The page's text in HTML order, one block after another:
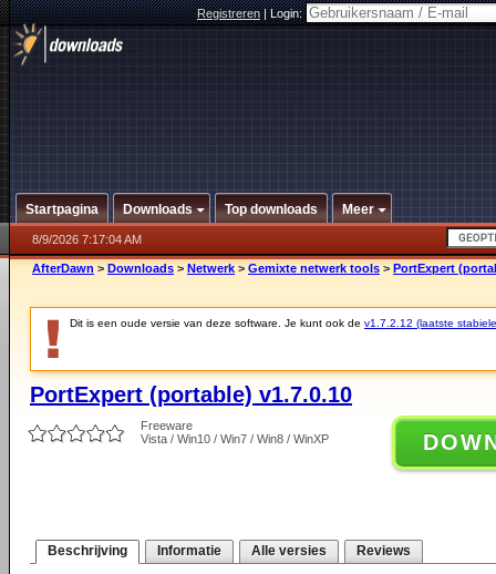
Registreren|Login:
Startpagina Downloads Top downloads Meer
8/9/2026 7:17:04 AM
AfterDawn > Downloads > Netwerk > Gemixte netwerk tools > PortExpert
Dit is een oude versie van deze software. Je kunt ook de v1.7.2.12 (laatste
PortExpert (portable) v1.7.0.10
Freeware
Vista / Win10 / Win7 / Win8 / WinXP
Beschrijving Informatie Alle versies Reviews